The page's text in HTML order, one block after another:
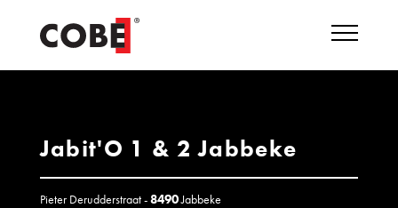
Jabit'O 1 & 2 Jabbeke
Pieter Derudderstraat -8490Jabbeke